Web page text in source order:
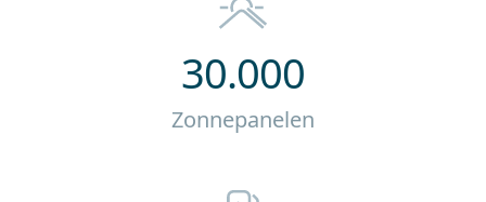
30.000
Zonnepanelen